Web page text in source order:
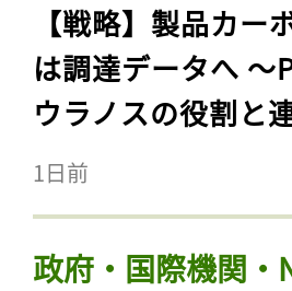
【戦略】製品カー
は調達データへ 〜
ウラノスの役割と
1日前
政府・国際機関・